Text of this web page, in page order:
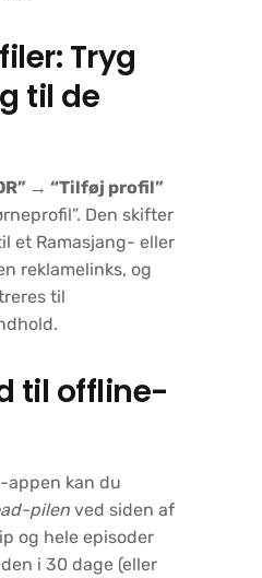
Tryg
til de
→ “Tilføj profil”
Den skifter
et Ramasjang- eller
reklamelinks, og
til
til offline-
appen kan du
pilen ved siden af
og hele episoder
i 30 dage (eller